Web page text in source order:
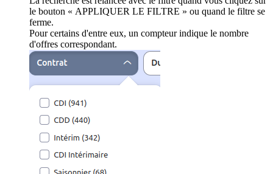
le bouton « APPLIQUER LE FILTRE » ou quand le filtre se
ferme.
Pour certains d'entre eux, un compteur indique le nombre
d'offres correspondant.